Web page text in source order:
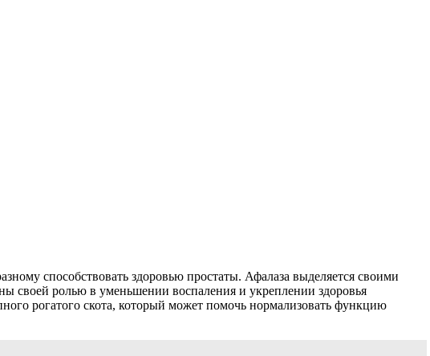
способствовать здоровью простаты. Афалаза выделяется своими
своей ролью в уменьшении воспаления и укреплении здоровья
рогатого скота, который может помочь нормализовать функцию